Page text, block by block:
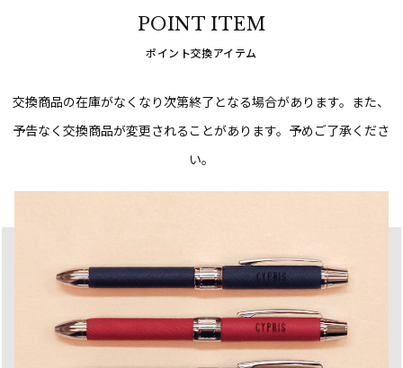
POINT ITEM
ポイント交換アイテム
交換商品の在庫がなくなり次第終了となる場合があります。 また、
予告なく交換商品が変更されることがあります。予めご了承くださ
い。